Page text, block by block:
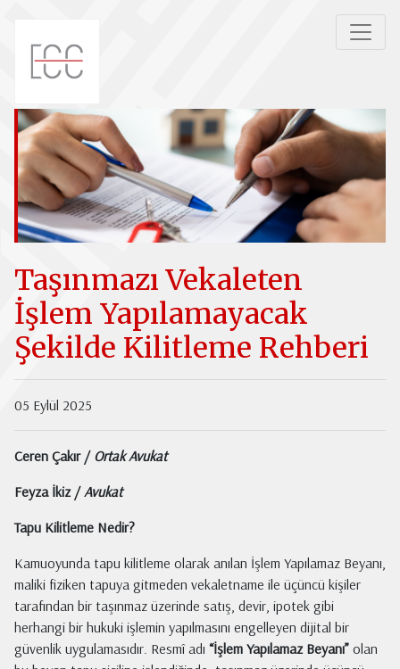
Taşınmazı Vekaleten
İşlem Yapılamayacak
Şekilde Kilitleme Rehberi
05 Eylül 2025
Ceren Çakır / Ortak Avukat
Feyza İkiz /Avukat
Tapu Kilitleme Nedir?
Kamuoyunda tapu kilitleme olarak anılan İşlem Yapılamaz Beyanı,
maliki fiziken tapuya gitmeden vekaletname ile üçüncü kişiler
tarafından bir taşınmaz üzerinde satış, devir, ipotek gibi
herhangi bir hukuki işlemin yapılmasını engelleyen dijital bir
güvenlik uygulamasıdır. Resmî adı “İşlem Yapılamaz Beyanı” olan